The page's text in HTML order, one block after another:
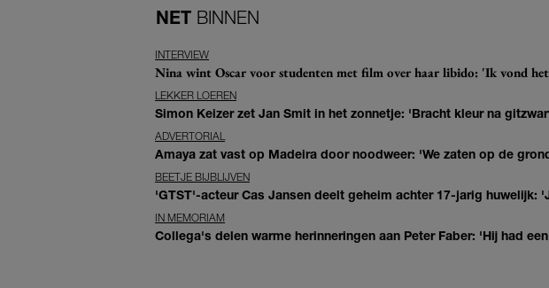
NET BINNEN
INTERVIEW
Nina wint Oscar voor studenten met film over haar libido: 'Ik vond
LEKKER LOEREN
Simon Keizer zet Jan Smit in het zonnetje: 'Bracht kleur na
ADVERTORIAL
Amaya zat vast op Madeira door noodweer: 'We zaten op de
BEETJE BIJBLIJVEN
'GTST'-acteur Cas Jansen deelt geheim achter 17-jarig huwelijk:
IN MEMORIAM
Collega's delen warme herinneringen aan Peter Faber: 'Hij had